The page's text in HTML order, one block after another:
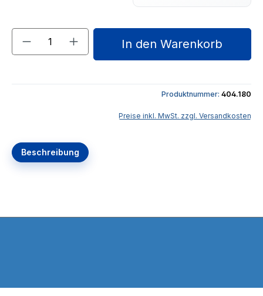
Produkt Anzahl: Gib den gewünschten
In den Warenkorb
Produktnummer: 404.180
Preise inkl. MwSt. zzgl. Versandkosten
Beschreibung